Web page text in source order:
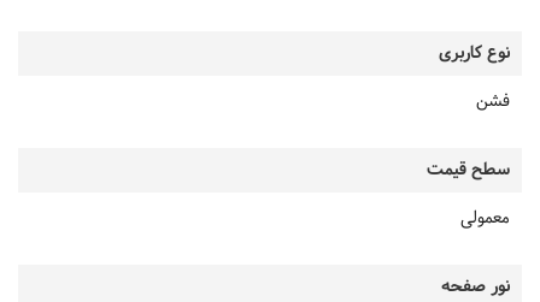
نوع کاربری
فشن
سطح قیمت
معمولی
نور صفحه